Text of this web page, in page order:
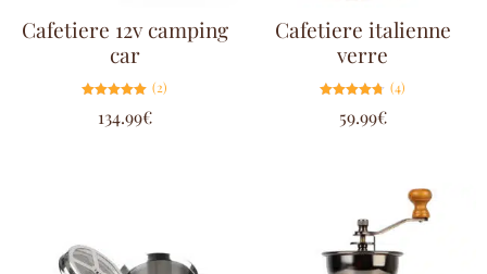
Cafetiere 12v camping
car
5.00
sur 5
(2)
134.99€
Cafetiere italienne
verre
4.75
sur 5
(4)
59.99€